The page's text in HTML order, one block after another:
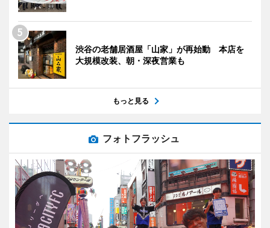
渋谷の老舗居酒屋「山家」が再始動 本店を
大規模改装、朝・深夜営業も
もっと見る
フォトフラッシュ